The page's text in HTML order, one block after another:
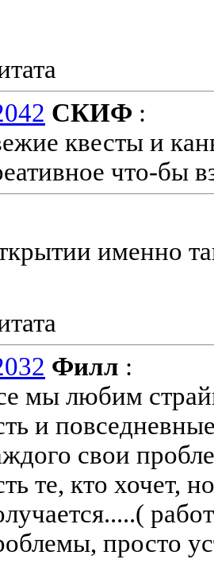
СКИФ :
квесты и
что-бы
именно
Филл :
мы любим
и
свои
те, кто хочет,
просто